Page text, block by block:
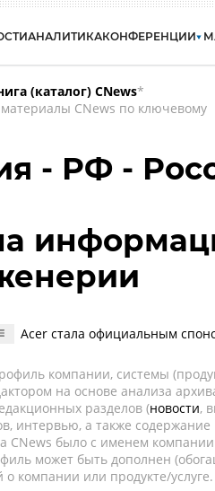
АНАЛИТИКАКОНФЕРЕНЦИИ
(каталог) CNews*
CNews по ключевому
- РФ -
Acer стала официальным
компании, системы
на основе анализа
разделов (новости,
интервью, а также
CNews было с именем
может быть дополнен
о компании или продукте/услуге.